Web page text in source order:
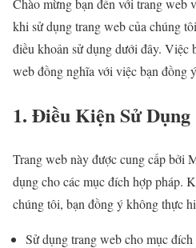
Chào mừng bạn đến với trang web
khi sử dụng trang web của chúng
điều khoản sử dụng dưới đây. Việc
web đồng nghĩa với việc bạn đồng
1. Điều Kiện Sử Dụng
Trang web này được cung cấp bởi
dụng cho các mục đích hợp pháp.
chúng tôi, bạn đồng ý không thực
Sử dụng trang web cho mục